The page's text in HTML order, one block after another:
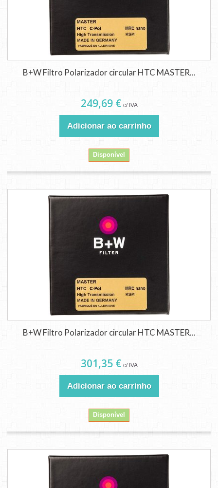
B+W Filtro Polarizador circular HTC MASTER...
249,69 € c/ IVA
Adicionar ao carrinho
Disponível
B+W Filtro Polarizador circular HTC MASTER...
301,35 € c/ IVA
Adicionar ao carrinho
Disponível